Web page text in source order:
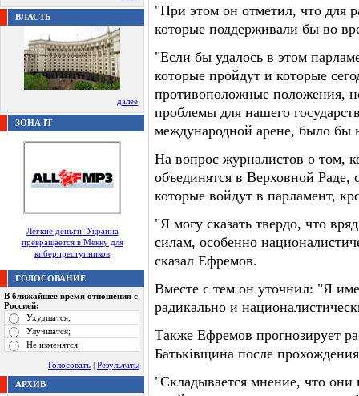
ВЛАСТЬ
далее
ЗОНА IT
Легкие деньги: Украина
превращается в Мекку для
киберпреступников
ГОЛОСОВАНИЕ
В ближайшее время отношения с
Россией:
Ухудшатся;
Улучшатся;
Не изменятся.
Голосовать | Результаты
АРХИВ
"При этом он отметил, что для
которые поддерживали бы во
"Если бы удалось в этом
которые пройдут и которые
противоположные положения,
проблемы для нашего
международной арене, было бы
На вопрос журналистов о том,
объединятся в Верховной
которые войдут в парламент,
"Я могу сказать твердо, что
силам, особенно
сказал Ефремов.
Вместе с тем он уточнил: "Я
радикально и
Также Ефремов прогнозирует
Батьківщина после
"Складывается мнение, что они